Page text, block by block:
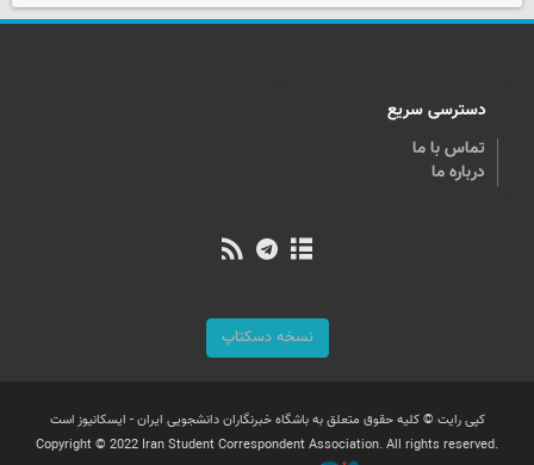
دسترسی سریع
تماس با ما
درباره ما
نسخه دسکتاپ
کپی رایت © کلیه حقوق متعلق به باشگاه خبرنگاران دانشجویی ایران - ایسکانیوز است
Copyright © 2022 Iran Student Correspondent Association. All rights reserved.